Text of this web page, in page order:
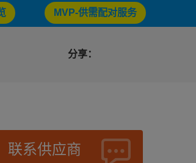
MVP-供需配对服务
分享：
联系供应商